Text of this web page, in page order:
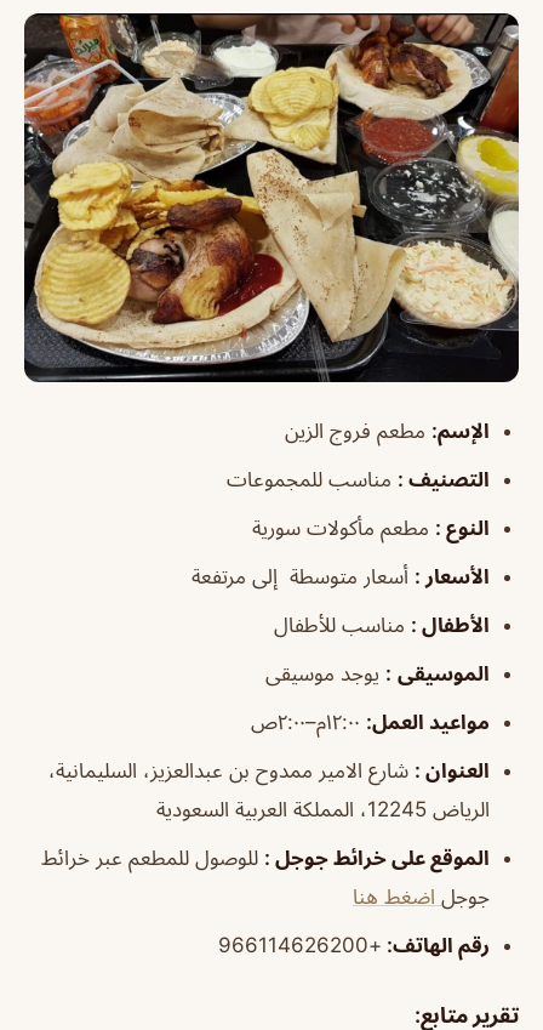
الإسم: مطعم فروج الزين
التصنيف : مناسب للمجموعات
النوع : مطعم مأكولات سورية
الأسعار : أسعار متوسطة إلى مرتفعة
الأطفال : مناسب للأطفال
الموسيقى : يوجد موسيقى
مواعيد العمل:
العنوان : شارع الامير ممدوح بن عبدالعزيز، السليمانية،
الرياض 12245، المملكة العربية السعودية
الموقع على خرائط جوجل : للوصول للمطعم عبر خرائط
جوجل اضغط هنا
رقم الهاتف: +966114626200
تقرير متابع: